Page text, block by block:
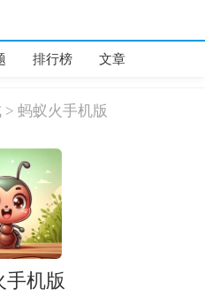
排行榜 文章
>蚂蚁火手机版
手机版